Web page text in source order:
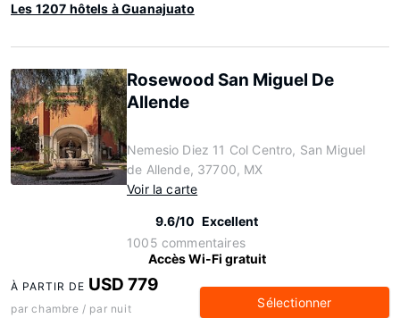
Les 1207 hôtels à Guanajuato
Rosewood San Miguel De
Allende
Nemesio Diez 11 Col Centro, San Miguel
de Allende, 37700, MX
Voir la carte
9.6/10 Excellent
1005 commentaires
Accès Wi-Fi gratuit
À PARTIR DE USD 779
par chambre / par nuit Sélectionner